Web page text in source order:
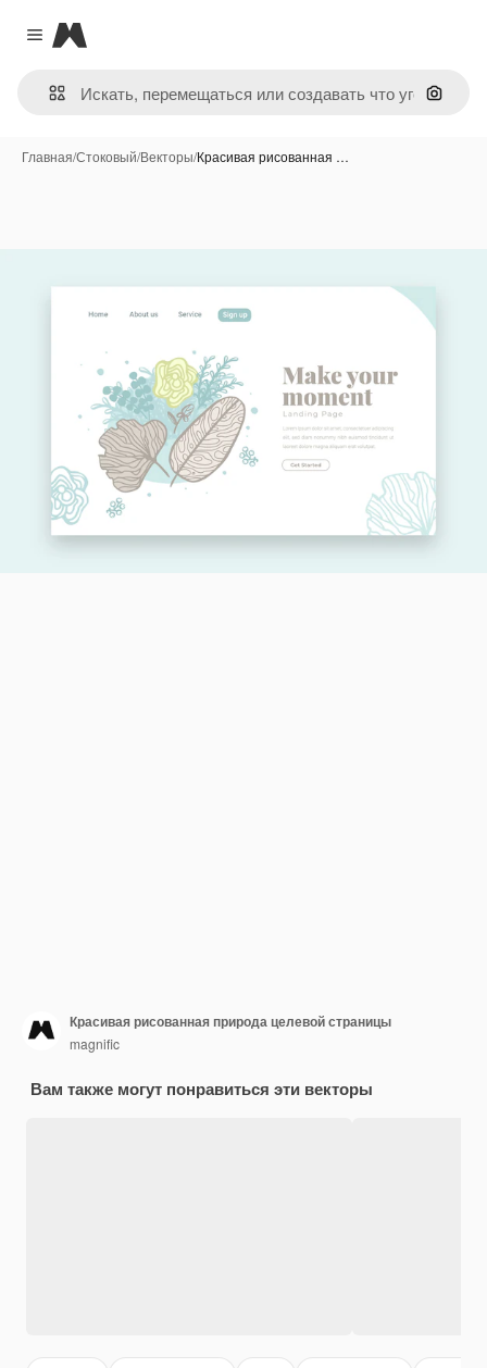
Close menu
Magnific
Поиск
Главная/Стоковый/Векторы/Красивая рисованная …
Красивая рисованная природа целевой страницы
magnific
Вам также могут понравиться эти векторы